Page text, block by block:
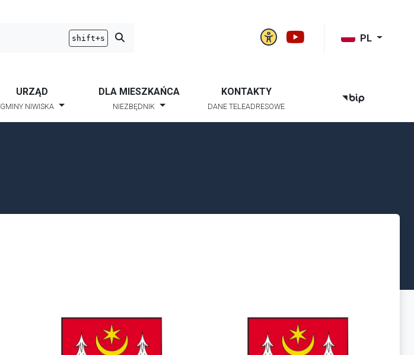
PL
Panel ustawień
Gmina Niwiska
shift+s Przycisk szukaj
URZĄD
GMINY NIWISKA
DLA MIESZKAŃCA
NIEZBĘDNIK
KONTAKTY
DANE TELEADRESOWE
BIP